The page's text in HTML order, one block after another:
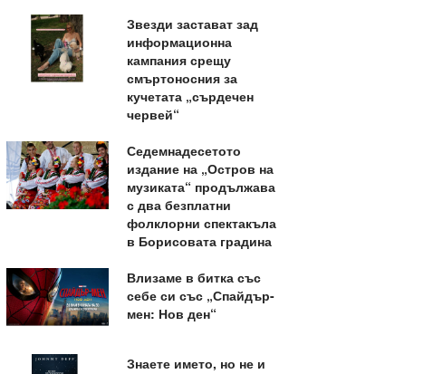
Звезди застават зад
информационна
кампания срещу
смъртоносния за
кучетата „сърдечен
червей“
Седемнадесетото
издание на „Остров на
музиката“ продължава
с два безплатни
фолклорни спектакъла
в Борисовата градина
Влизаме в битка със
себе си със „Спайдър-
мен: Нов ден“
Знаете името, но не и